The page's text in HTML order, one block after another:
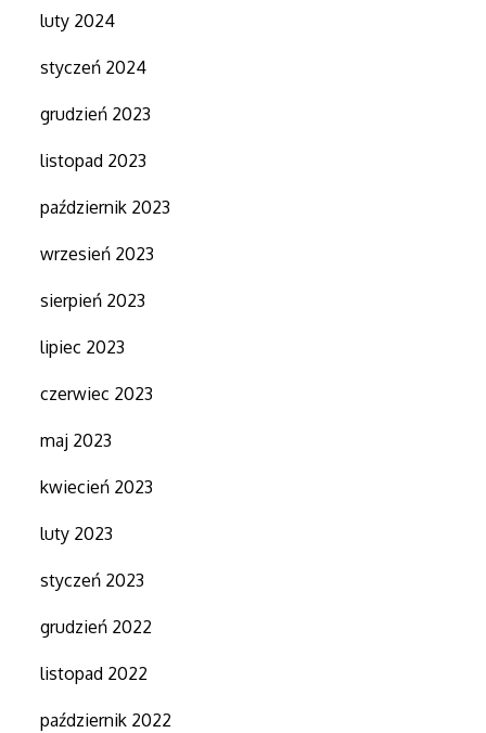
luty 2024
styczeń 2024
grudzień 2023
listopad 2023
październik 2023
wrzesień 2023
sierpień 2023
lipiec 2023
czerwiec 2023
maj 2023
kwiecień 2023
luty 2023
styczeń 2023
grudzień 2022
listopad 2022
październik 2022